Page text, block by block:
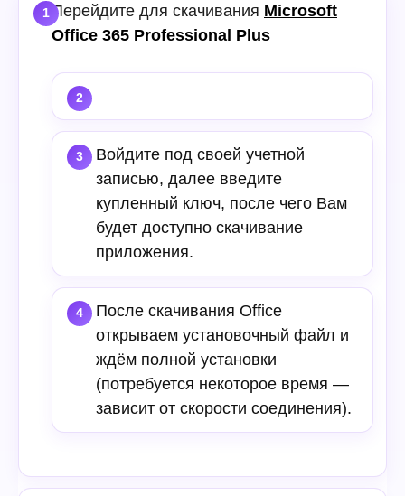
Перейдите для скачивания Microsoft
Office 365 Professional Plus
Войдите под своей учетной
записью, далее введите
купленный ключ, после чего Вам
будет доступно скачивание
приложения.
После скачивания Office
открываем установочный файл и
ждём полной установки
(потребуется некоторое время —
зависит от скорости соединения).